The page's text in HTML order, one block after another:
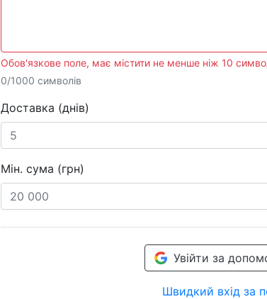
Обов'язкове поле, має містити не менше ніж 10
0/1000 символів
Доставка (днів)
Мін. сума (грн)
Увійти за
Швидкий вхід за